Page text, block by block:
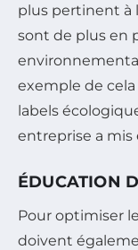
plus pertinent à
sont de plus en
exemple de
labels
entreprise a mis
ÉDUCATION
Pour optimiser
doivent